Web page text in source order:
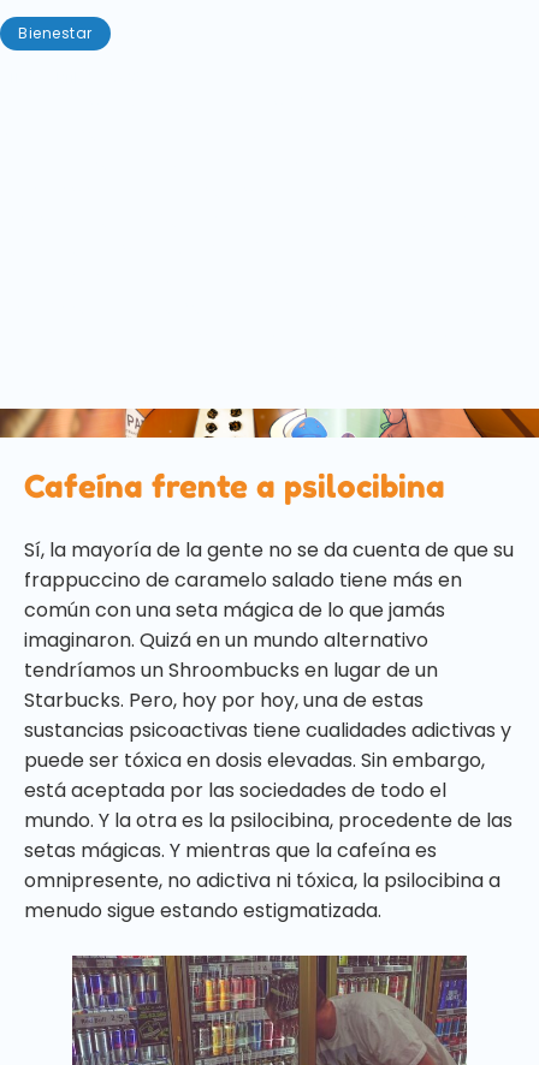
Bienestar
Cafeína frente a psilocibina
Sí, la mayoría de la gente no se da cuenta de que su
frappuccino de caramelo salado tiene más en
común con una seta mágica de lo que jamás
imaginaron. Quizá en un mundo alternativo
tendríamos un Shroombucks en lugar de un
Starbucks. Pero, hoy por hoy, una de estas
sustancias psicoactivas tiene cualidades adictivas y
puede ser tóxica en dosis elevadas. Sin embargo,
está aceptada por las sociedades de todo el
mundo. Y la otra es la psilocibina, procedente de las
setas mágicas. Y mientras que la cafeína es
omnipresente, no adictiva ni tóxica, la psilocibina a
menudo sigue estando estigmatizada.